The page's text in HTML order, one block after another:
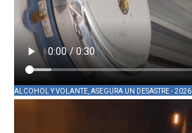
ALCOHOL Y VOLANTE, ASEGURA UN DESASTRE - 2026